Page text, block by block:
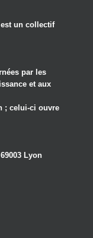
est un collectif
par les
et aux
; celui-ci ouvre
Lyon